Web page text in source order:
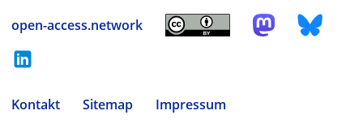
open-access.network
Kontakt Sitemap
Impressum